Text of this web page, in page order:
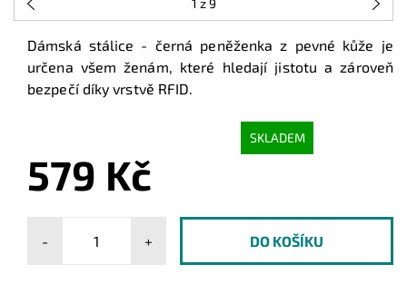
Dámská stálice - černá peněženka z pevné kůže je
určena všem ženám, které hledají jistotu a zároveň
bezpečí díky vrstvě RFID.
SKLADEM
579 Kč
- +